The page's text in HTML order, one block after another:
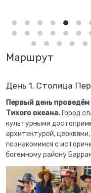
Маршрут
День 1. Столица
Первый день
Тихого океана. Город
культурными
архитектурой,
познакомимся с
богемному району